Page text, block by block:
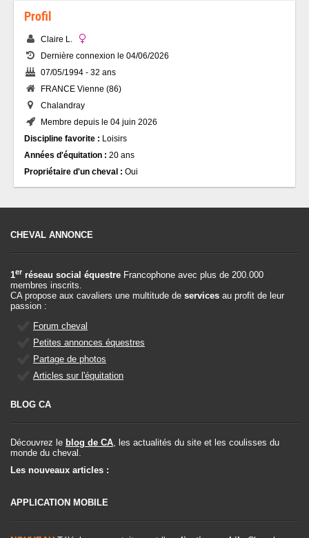
Profil
Claire L.
Dernière connexion le 04/06/2026
07/05/1994 - 32 ans
FRANCE Vienne (86)
Chalandray
Membre depuis le 04 juin 2026
Discipline favorite : Loisirs
Années d'équitation : 20 ans
Propriétaire d'un cheval : Oui
CHEVAL ANNONCE
1er réseau social équestre Francophone avec plus de 200.000
membres inscrits.
CA propose aux cavaliers une multitude de services au profit de leur
passion :
Forum cheval
Petites annonces équestres
Partage de photos
Articles sur l'équitation
BLOG CA
Découvrez le blog de CA, les actualités du site et les coulisses du
monde du cheval.
Les nouveaux articles :
APPLICATION MOBILE